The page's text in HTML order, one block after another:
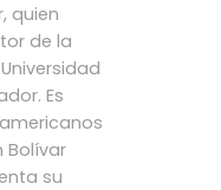
quien
de la
Es
Bolívar
su